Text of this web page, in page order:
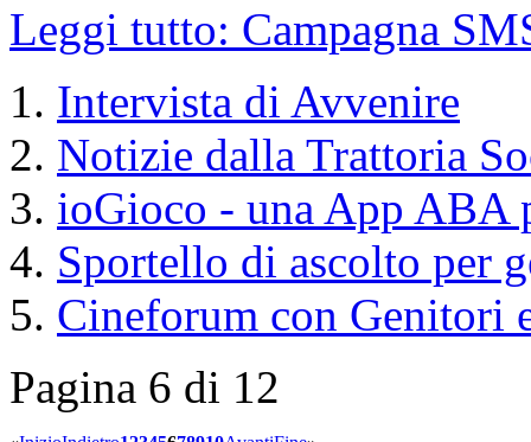
Leggi tutto: Campagna
Intervista di Avvenire
Notizie dalla Trattoria
ioGioco - una App ABA
Sportello di ascolto per
Cineforum con Genitori
Pagina 6 di 12